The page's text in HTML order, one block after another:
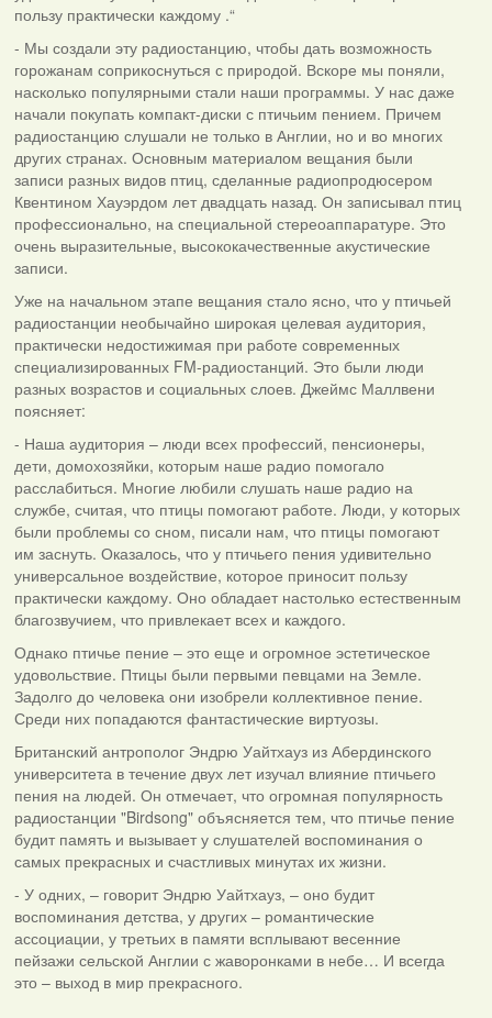
пользу практически каждому .“
- Мы создали эту радиостанцию, чтобы дать возможность
горожанам соприкоснуться с природой. Вскоре мы поняли,
насколько популярными стали наши программы. У нас даже
начали покупать компакт-диски с птичьим пением. Причем
радиостанцию слушали не только в Англии, но и во многих
других странах. Основным материалом вещания были
записи разных видов птиц, сделанные радиопродюсером
Квентином Хауэрдом лет двадцать назад. Он записывал птиц
профессионально, на специальной стереоаппаратуре. Это
очень выразительные, высококачественные акустические
записи.
Уже на начальном этапе вещания стало ясно, что у птичьей
радиостанции необычайно широкая целевая аудитория,
практически недостижимая при работе современных
специализированных FM-радиостанций. Это были люди
разных возрастов и социальных слоев. Джеймс Маллвени
поясняет:
- Наша аудитория – люди всех профессий, пенсионеры,
дети, домохозяйки, которым наше радио помогало
расслабиться. Многие любили слушать наше радио на
службе, считая, что птицы помогают работе. Люди, у которых
были проблемы со сном, писали нам, что птицы помогают
им заснуть. Оказалось, что у птичьего пения удивительно
универсальное воздействие, которое приносит пользу
практически каждому. Оно обладает настолько естественным
благозвучием, что привлекает всех и каждого.
Однако птичье пение – это еще и огромное эстетическое
удовольствие. Птицы были первыми певцами на Земле.
Задолго до человека они изобрели коллективное пение.
Среди них попадаются фантастические виртуозы.
Британский антрополог Эндрю Уайтхауз из Абердинского
университета в течение двух лет изучал влияние птичьего
пения на людей. Он отмечает, что огромная популярность
радиостанции "Birdsong" объясняется тем, что птичье пение
будит память и вызывает у слушателей воспоминания о
самых прекрасных и счастливых минутах их жизни.
- У одних, – говорит Эндрю Уайтхауз, – оно будит
воспоминания детства, у других – романтические
ассоциации, у третьих в памяти всплывают весенние
пейзажи сельской Англии с жаворонками в небе… И всегда
это – выход в мир прекрасного.